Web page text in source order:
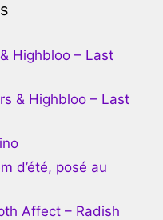
Highbloo – Last
& Highbloo – Last
d’été, posé au
Affect – Radish